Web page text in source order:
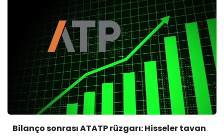
Bilanço sonrası ATATP rüzgarı: Hisseler tavan